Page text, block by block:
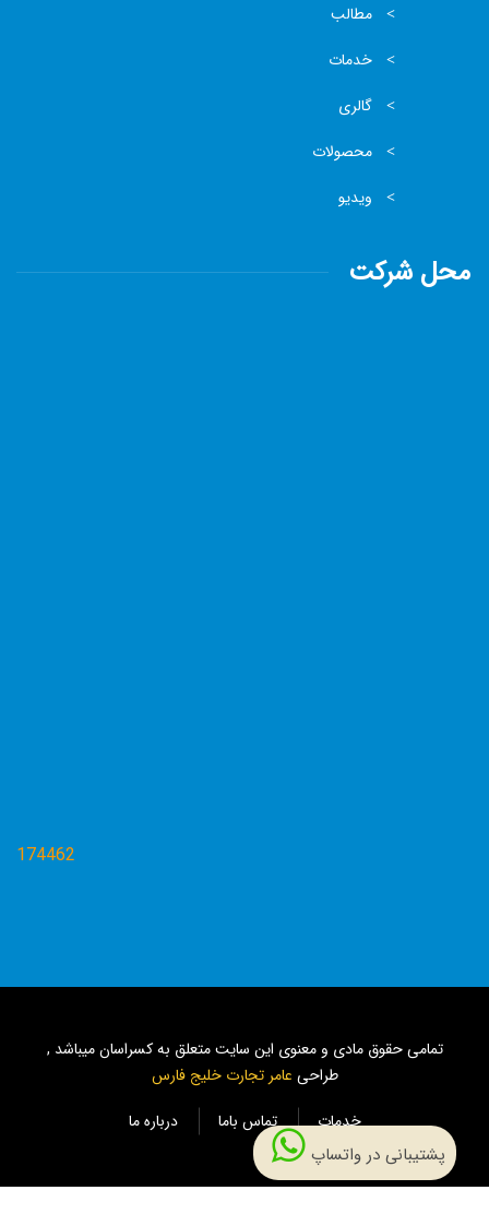
مطالب
خدمات
گالری
محصولات
ویدیو
محل شرکت
174462
تمامی حقوق مادی و معنوی این سایت متعلق به کسراسان میباشد ,
طراحی عامر تجارت خلیج فارس
درباره ما
تماس باما خدمات
پشتیبانی در واتساپ